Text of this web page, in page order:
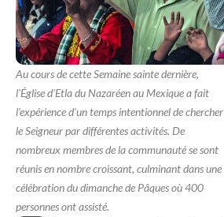
Au cours de cette Semaine sainte dernière,
l'Église d'Etla du Nazaréen au Mexique a fait
l'expérience d'un temps intentionnel de chercher
le Seigneur par différentes activités. De
nombreux membres de la communauté se sont
réunis en nombre croissant, culminant dans une
célébration du dimanche de Pâques où 400
personnes ont assisté.